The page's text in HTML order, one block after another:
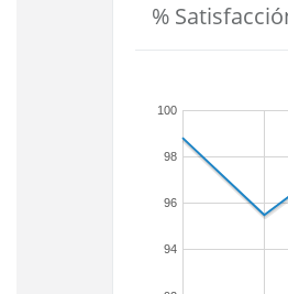
%
94
96
98
100